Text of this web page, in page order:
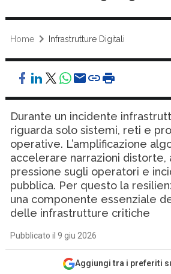
Home Infrastrutture Digitali
Durante un incidente
riguarda solo sistemi, reti e
operative. L’amplificazione
accelerare narrazioni distorte,
pressione sugli operatori e
pubblica. Per questo la
una componente essenziale
delle infrastrutture critiche
Pubblicato il 9 giu 2026
Aggiungi tra i preferiti